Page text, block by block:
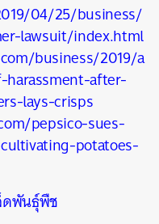
04/25/business/
lawsuit/index.html
business/2019/a
after-
lays-crisps
pepsico-sues-
potatoes-
ดพันธุ์พืช